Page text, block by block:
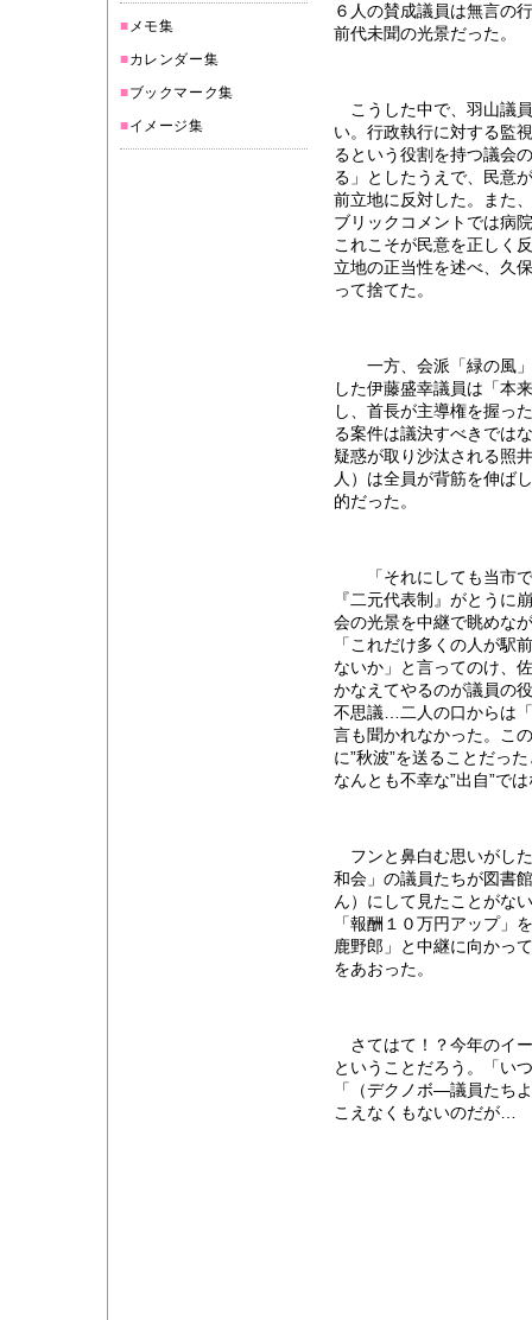
■ メモ集
■カレンダー集
■ブックマーク集
■イメージ集
６人の賛成議員は無言の
前代未聞の光景だった。
こうした中で、羽山議
い。行政執行に対する監
るという役割を持つ議会
る」としたうえで、民意
前立地に反対した。また
ブリックコメントでは病
これこそが民意を正しく
立地の正当性を述べ、久
って捨てた。
一方、会派「緑の風」
した伊藤盛幸議員は「本
し、首長が主導権を握っ
る案件は議決すべきでは
疑惑が取り沙汰される照
人）は全員が背筋を伸ば
的だった。
「それにしても当市で
『二元代表制』がとう
会の光景を中継で眺めな
「これだけ多くの人が駅
ないか」と言ってのけ、
かなえてやるのが議員の
不思議…二人の口からは
言も聞かれなかった。こ
に”秋波”を送ることだっ
なんとも不幸な”出自”で
フンと鼻白む思いがし
和会」の議員たちが図書
ん）にして見たことがな
「報酬１０万円アップ」
鹿野郎」と中継に向かっ
をあおった。
さてはて！？今年のイ
ということだろう。「い
「（デクノボ―議員たち
こえなくもないのだが…